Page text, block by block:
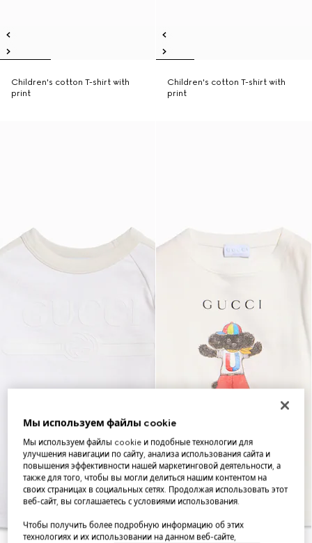
Children's cotton T-shirt with
print
Children's cotton T-shirt with
print
Мы используем файлы cookie
Мы используем файлы cookie и подобные технологии для
улучшения навигации по сайту, анализа использования сайта и
повышения эффективности нашей маркетинговой деятельности, а
также для того, чтобы вы могли делиться нашим контентом на
своих страницах в социальных сетях. Продолжая использовать этот
веб-сайт, вы соглашаетесь с условиями использования.
Чтобы получить более подробную информацию об этих
технологиях и их использовании на данном веб-сайте,